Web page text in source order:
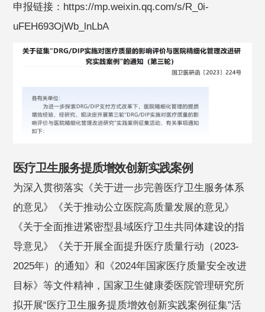
申报链接：https://mp.weixin.qq.com/s/R_0i-
uFEH693OjWb_lnLbA
医疗卫生服务提质增效创新实践案例
为深入贯彻落实《关于进一步完善医疗卫生服务体系
的意见》《关于推动公立医院高质量发展的意见》
《关于全面推进紧密型县域医疗卫生共同体建设的指
导意见》《关于开展全面提升医疗质量行动（2023-
2025年）的通知》和《2024年国家医疗质量安全改进
目标》等文件精神，国家卫生健康委医院管理研究所
拟开展“医疗卫生服务提质增效创新实践案例征集”活